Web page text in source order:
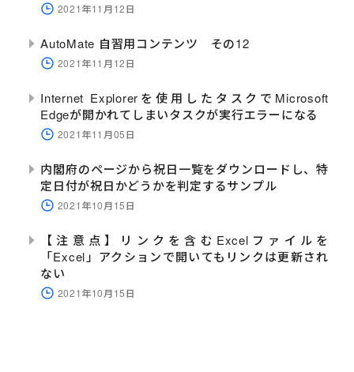
2021年11月12日
AutoMate 自習用コンテンツ その12
2021年11月12日
Internet Explorerを使用したタスクでMicrosoft
Edgeが開かれてしまいタスクが実行エラーになる
2021年11月05日
内閣府のページから祝日一覧をダウンロードし、特
定日付が祝日かどうかを判定するサンプル
2021年10月15日
【注意点】リンクを含むExcelファイルを
「Excel」アクションで開いてもリンクは更新され
ない
2021年10月15日